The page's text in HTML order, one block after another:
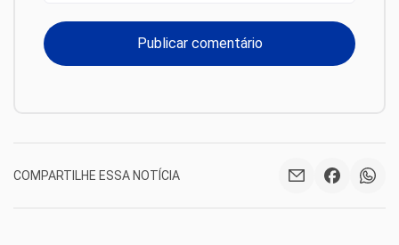
COMPARTILHE ESSA NOTÍCIA